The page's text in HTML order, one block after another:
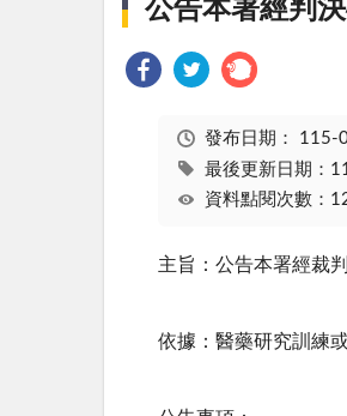
公告本署經判
發布日期： 115-
最後更新日期：
資料點閱次數：
主旨：公告本署經裁
依據：醫藥研究訓練